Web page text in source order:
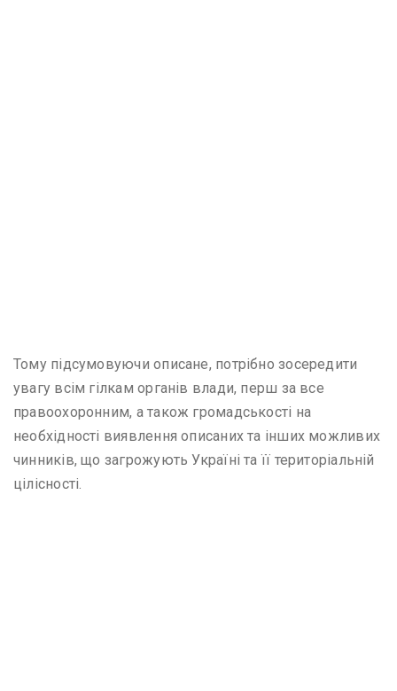
Тому підсумовуючи описане, потрібно зосередити
увагу всім гілкам органів влади, перш за все
правоохоронним, а також громадськості на
необхідності виявлення описаних та інших можливих
чинників, що загрожують Україні та її територіальній
цілісності.